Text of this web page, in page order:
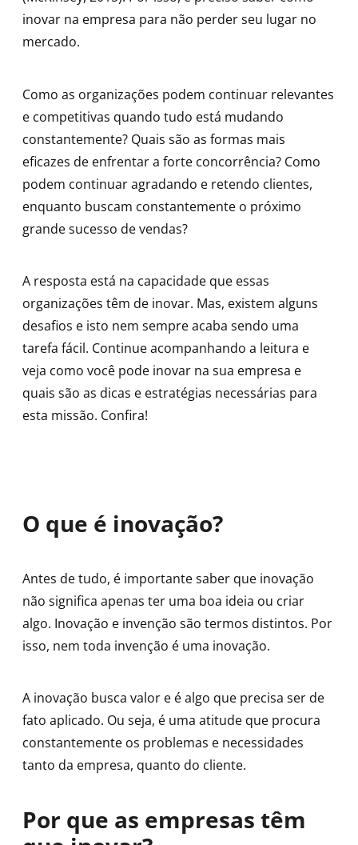
inovar na empresa para não perder seu lugar no
mercado.
Como as organizações podem continuar relevantes
e competitivas quando tudo está mudando
constantemente? Quais são as formas mais
eficazes de enfrentar a forte concorrência? Como
podem continuar agradando e retendo clientes,
enquanto buscam constantemente o próximo
grande sucesso de vendas?
A resposta está na capacidade que essas
organizações têm de inovar. Mas, existem alguns
desafios e isto nem sempre acaba sendo uma
tarefa fácil. Continue acompanhando a leitura e
veja como você pode inovar na sua empresa e
quais são as dicas e estratégias necessárias para
esta missão. Confira!
O que é inovação?
Antes de tudo, é importante saber que inovação
não significa apenas ter uma boa ideia ou criar
algo. Inovação e invenção são termos distintos. Por
isso, nem toda invenção é uma inovação.
A inovação busca valor e é algo que precisa ser de
fato aplicado. Ou seja, é uma atitude que procura
constantemente os problemas e necessidades
tanto da empresa, quanto do cliente.
Por que as empresas têm